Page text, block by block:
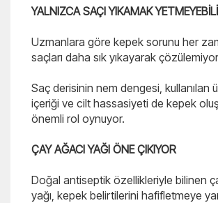
YALNIZCA SAÇI YIKAMAK
Uzmanlara göre kepek sorunu her
saçları daha sık yıkayarak
Saç derisinin nem dengesi, kullanılan
içeriği ve cilt hassasiyeti de kepek
önemli rol oynuyor.
ÇAY AĞACI YAĞI ÖNE ÇIKIYOR
Doğal antiseptik özellikleriyle bilinen
yağı, kepek belirtilerini hafifletmeye